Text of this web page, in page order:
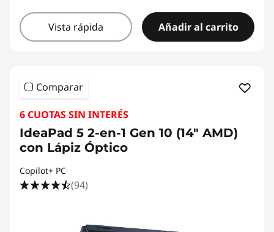
Vista rápida Añadir al carrito
Comparar
6 CUOTAS SIN INTERÉS
IdeaPad 5 2-en-1 Gen 10 (14" AMD)
con Lápiz Óptico
Copilot+ PC
(94)